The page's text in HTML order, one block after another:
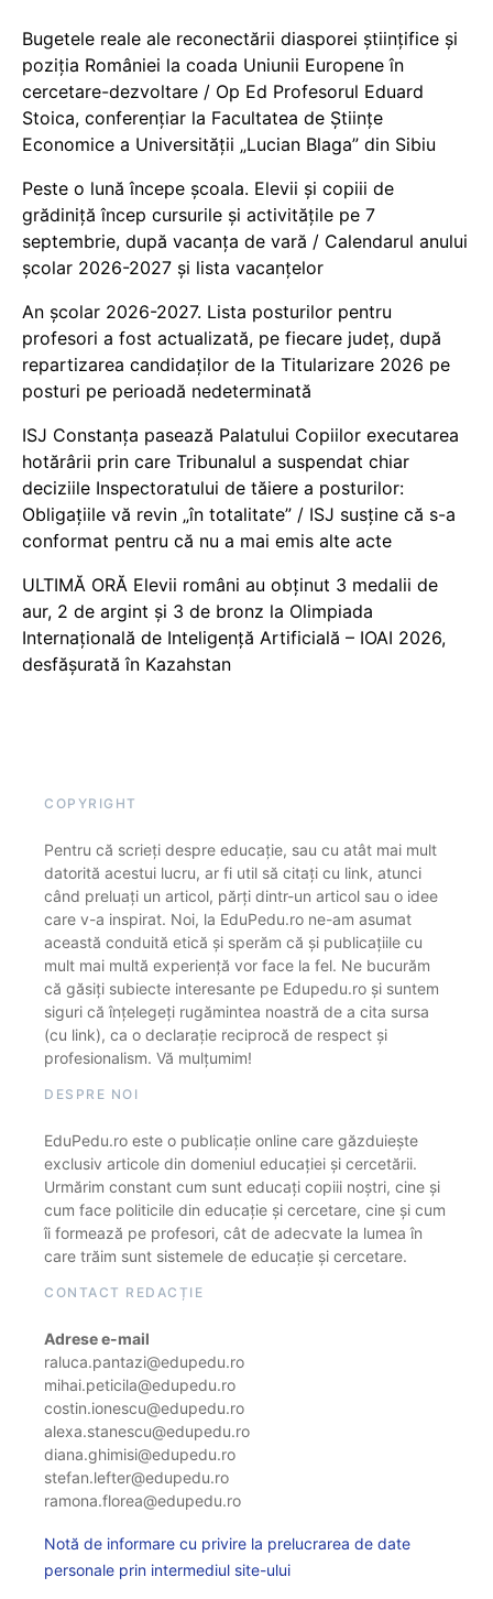
Bugetele reale ale reconectării diasporei științifice și
poziția României la coada Uniunii Europene în
cercetare-dezvoltare / Op Ed Profesorul Eduard
Stoica, conferențiar la Facultatea de Științe
Economice a Universității „Lucian Blaga” din Sibiu
Peste o lună începe școala. Elevii și copiii de
grădiniță încep cursurile și activitățile pe 7
septembrie, după vacanța de vară / Calendarul anului
școlar 2026-2027 și lista vacanțelor
An școlar 2026-2027. Lista posturilor pentru
profesori a fost actualizată, pe fiecare județ, după
repartizarea candidaților de la Titularizare 2026 pe
posturi pe perioadă nedeterminată
ISJ Constanța pasează Palatului Copiilor executarea
hotărârii prin care Tribunalul a suspendat chiar
deciziile Inspectoratului de tăiere a posturilor:
Obligațiile vă revin „în totalitate” / ISJ susține că s-a
conformat pentru că nu a mai emis alte acte
ULTIMĂ ORĂ Elevii români au obținut 3 medalii de
aur, 2 de argint și 3 de bronz la Olimpiada
Internațională de Inteligență Artificială – IOAI 2026,
desfășurată în Kazahstan
COPYRIGHT
Pentru că scrieți despre educație, sau cu atât mai mult
datorită acestui lucru, ar fi util să citați cu link, atunci
când preluați un articol, părți dintr-un articol sau o idee
care v-a inspirat. Noi, la EduPedu.ro ne-am asumat
această conduită etică și sperăm că și publicațiile cu
mult mai multă experiență vor face la fel. Ne bucurăm
că găsiți subiecte interesante pe Edupedu.ro și suntem
siguri că înțelegeți rugămintea noastră de a cita sursa
(cu link), ca o declarație reciprocă de respect și
profesionalism. Vă mulțumim!
DESPRE NOI
EduPedu.ro este o publicație online care găzduiește
exclusiv articole din domeniul educației și cercetării.
Urmărim constant cum sunt educați copiii noștri, cine și
cum face politicile din educație și cercetare, cine și cum
îi formează pe profesori, cât de adecvate la lumea în
care trăim sunt sistemele de educație și cercetare.
CONTACT REDACȚIE
Adrese e-mail
raluca.pantazi@edupedu.ro
mihai.peticila@edupedu.ro
costin.ionescu@edupedu.ro
alexa.stanescu@edupedu.ro
diana.ghimisi@edupedu.ro
stefan.lefter@edupedu.ro
ramona.florea@edupedu.ro
Notă de informare cu privire la prelucrarea de date
personale prin intermediul site-ului